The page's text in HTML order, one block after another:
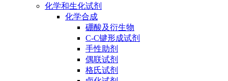
化学和生化试剂
化学合成
硼酸及衍生物
C-C键形成试剂
手性助剂
偶联试剂
格氏试剂